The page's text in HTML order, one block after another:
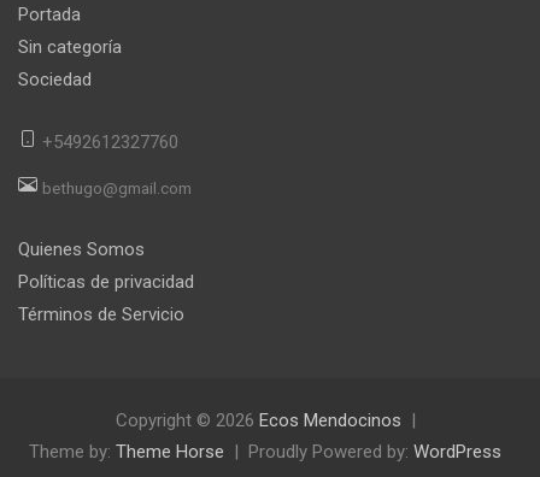
Portada
Sin categoría
Sociedad
+5492612327760
bethugo@gmail.com
Quienes Somos
Políticas de privacidad
Términos de Servicio
Copyright © 2026 Ecos Mendocinos
Theme by: Theme Horse Proudly Powered by: WordPress